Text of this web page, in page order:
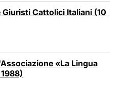
Cattolici Italiani (10
«La Lingua